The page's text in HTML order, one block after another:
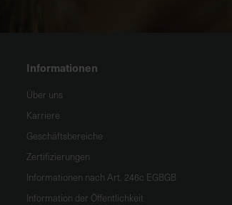
Informationen
Über uns
Karriere
Geschäftsbereiche
Zertifizierungen
Informationen nach Art. 246c EGBGB
Information der Öffentlichkeit